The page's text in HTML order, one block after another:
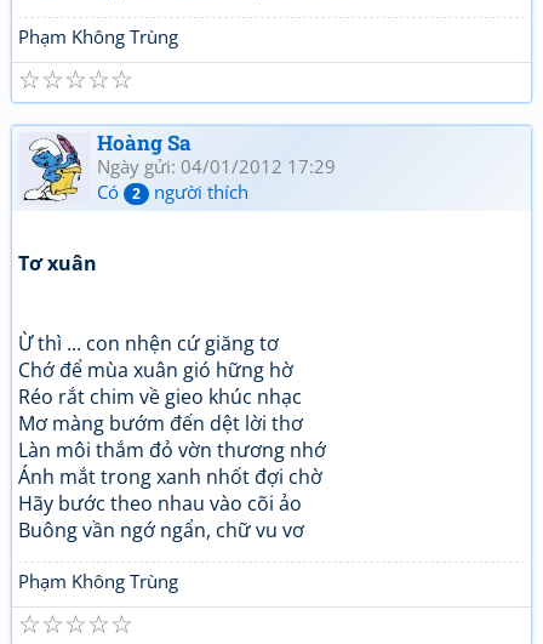
Phạm Không Trùng
☆
☆
☆
☆
☆
Hoàng Sa
Ngày gửi: 04/01/2012 17:29
Có
2 người thích
Tơ xuân
Ừ thì ... con nhện cứ giăng tơ
Chớ để mùa xuân gió hững hờ
Réo rắt chim về gieo khúc nhạc
Mơ màng bướm đến dệt lời thơ
Làn môi thắm đỏ vờn thương nhớ
Ánh mắt trong xanh nhốt đợi chờ
Hãy bước theo nhau vào cõi ảo
Buông vần ngớ ngẩn, chữ vu vơ
Phạm Không Trùng
☆
☆
☆
☆
☆